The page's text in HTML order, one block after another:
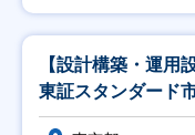
【設計構築・運用
東証スタンダード
資格取